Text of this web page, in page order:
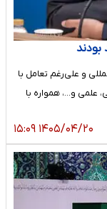
و علی‌رغم تعامل با
و…، همواره با
۱۴۰۵/۰۴/۲۰ ۱۵:۰۹